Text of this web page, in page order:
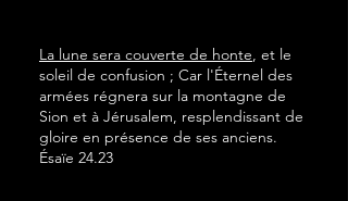
La lune sera couverte de honte, et le
soleil de confusion ; Car l'Éternel des
armées régnera sur la montagne de
Sion et à Jérusalem, resplendissant de
gloire en présence de ses anciens.
Ésaïe 24.23